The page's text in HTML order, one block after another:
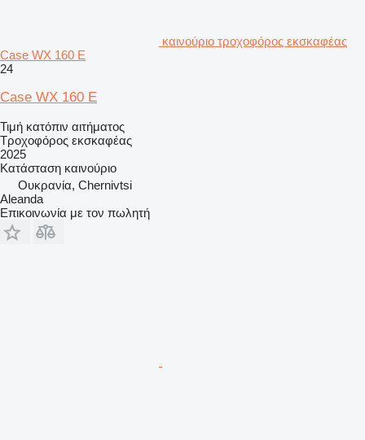
καινούριο τροχοφόρος εκσκαφέας
Case WX 160 E
24
Case WX 160 E
Τιμή κατόπιν αιτήματος
Τροχοφόρος εκσκαφέας
2025
Κατάσταση καινούριο
Ουκρανία, Chernivtsi
Aleanda
Επικοινωνία με τον πωλητή